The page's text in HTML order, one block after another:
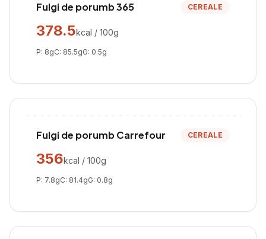
Fulgi de porumb 365 CEREALE
378.5kcal / 100g
P: 8gC: 85.5gG: 0.5g
Fulgi de porumb Carrefour CEREALE
356kcal / 100g
P: 7.8gC: 81.4gG: 0.8g